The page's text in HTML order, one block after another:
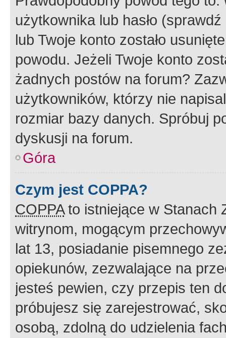
użytkownika lub hasło
lub Twoje konto zostało
powodu. Jeżeli Twoje konto
żadnych postów na forum?
użytkowników, którzy nie
rozmiar bazy danych. Spróbuj
dyskusji na forum.
Góra
Czym jest COPPA?
COPPAto istniejące w Stanach
witrynom, mogącym
lat 13, posiadanie pisemnego
opiekunów, zezwalające na
jesteś pewien, czy przepis ten
próbujesz się zarejestrować,
osobą, zdolną do udzielenia